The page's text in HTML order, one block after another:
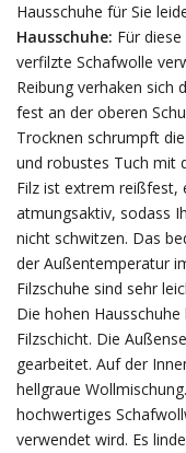
Hausschuhe für Sie
Hausschuhe: Für
verfilzte Schafwolle
Reibung verhaken sich
fest an der oberen
Trocknen schrumpft
und robustes Tuch mit
Filz ist extrem reißfest,
atmungsaktiv, sodass
nicht schwitzen. Das
der Außentemperatur
Filzschuhe sind sehr
Die hohen
Filzschicht. Die
gearbeitet. Auf der
hellgraue
hochwertiges
verwendet wird. Es